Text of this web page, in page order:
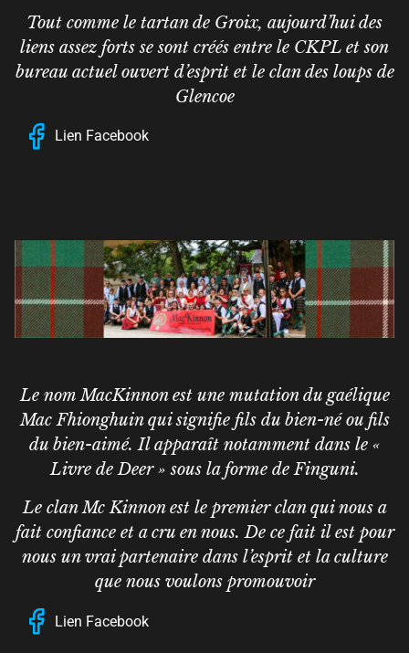
Tout comme le tartan de Groix, aujourd’hui des
liens assez forts se sont créés entre le CKPL et son
bureau actuel ouvert d’esprit et le clan des loups de
Glencoe
Lien Facebook
Le nom MacKinnon est une mutation du gaélique
Mac Fhionghuin qui signifie fils du bien-né ou fils
du bien-aimé. Il apparaît notamment dans le «
Livre de Deer » sous la forme de Finguni.
Le clan Mc Kinnon est le premier clan qui nous a
fait confiance et a cru en nous. De ce fait il est pour
nous un vrai partenaire dans l’esprit et la culture
que nous voulons promouvoir
Lien Facebook